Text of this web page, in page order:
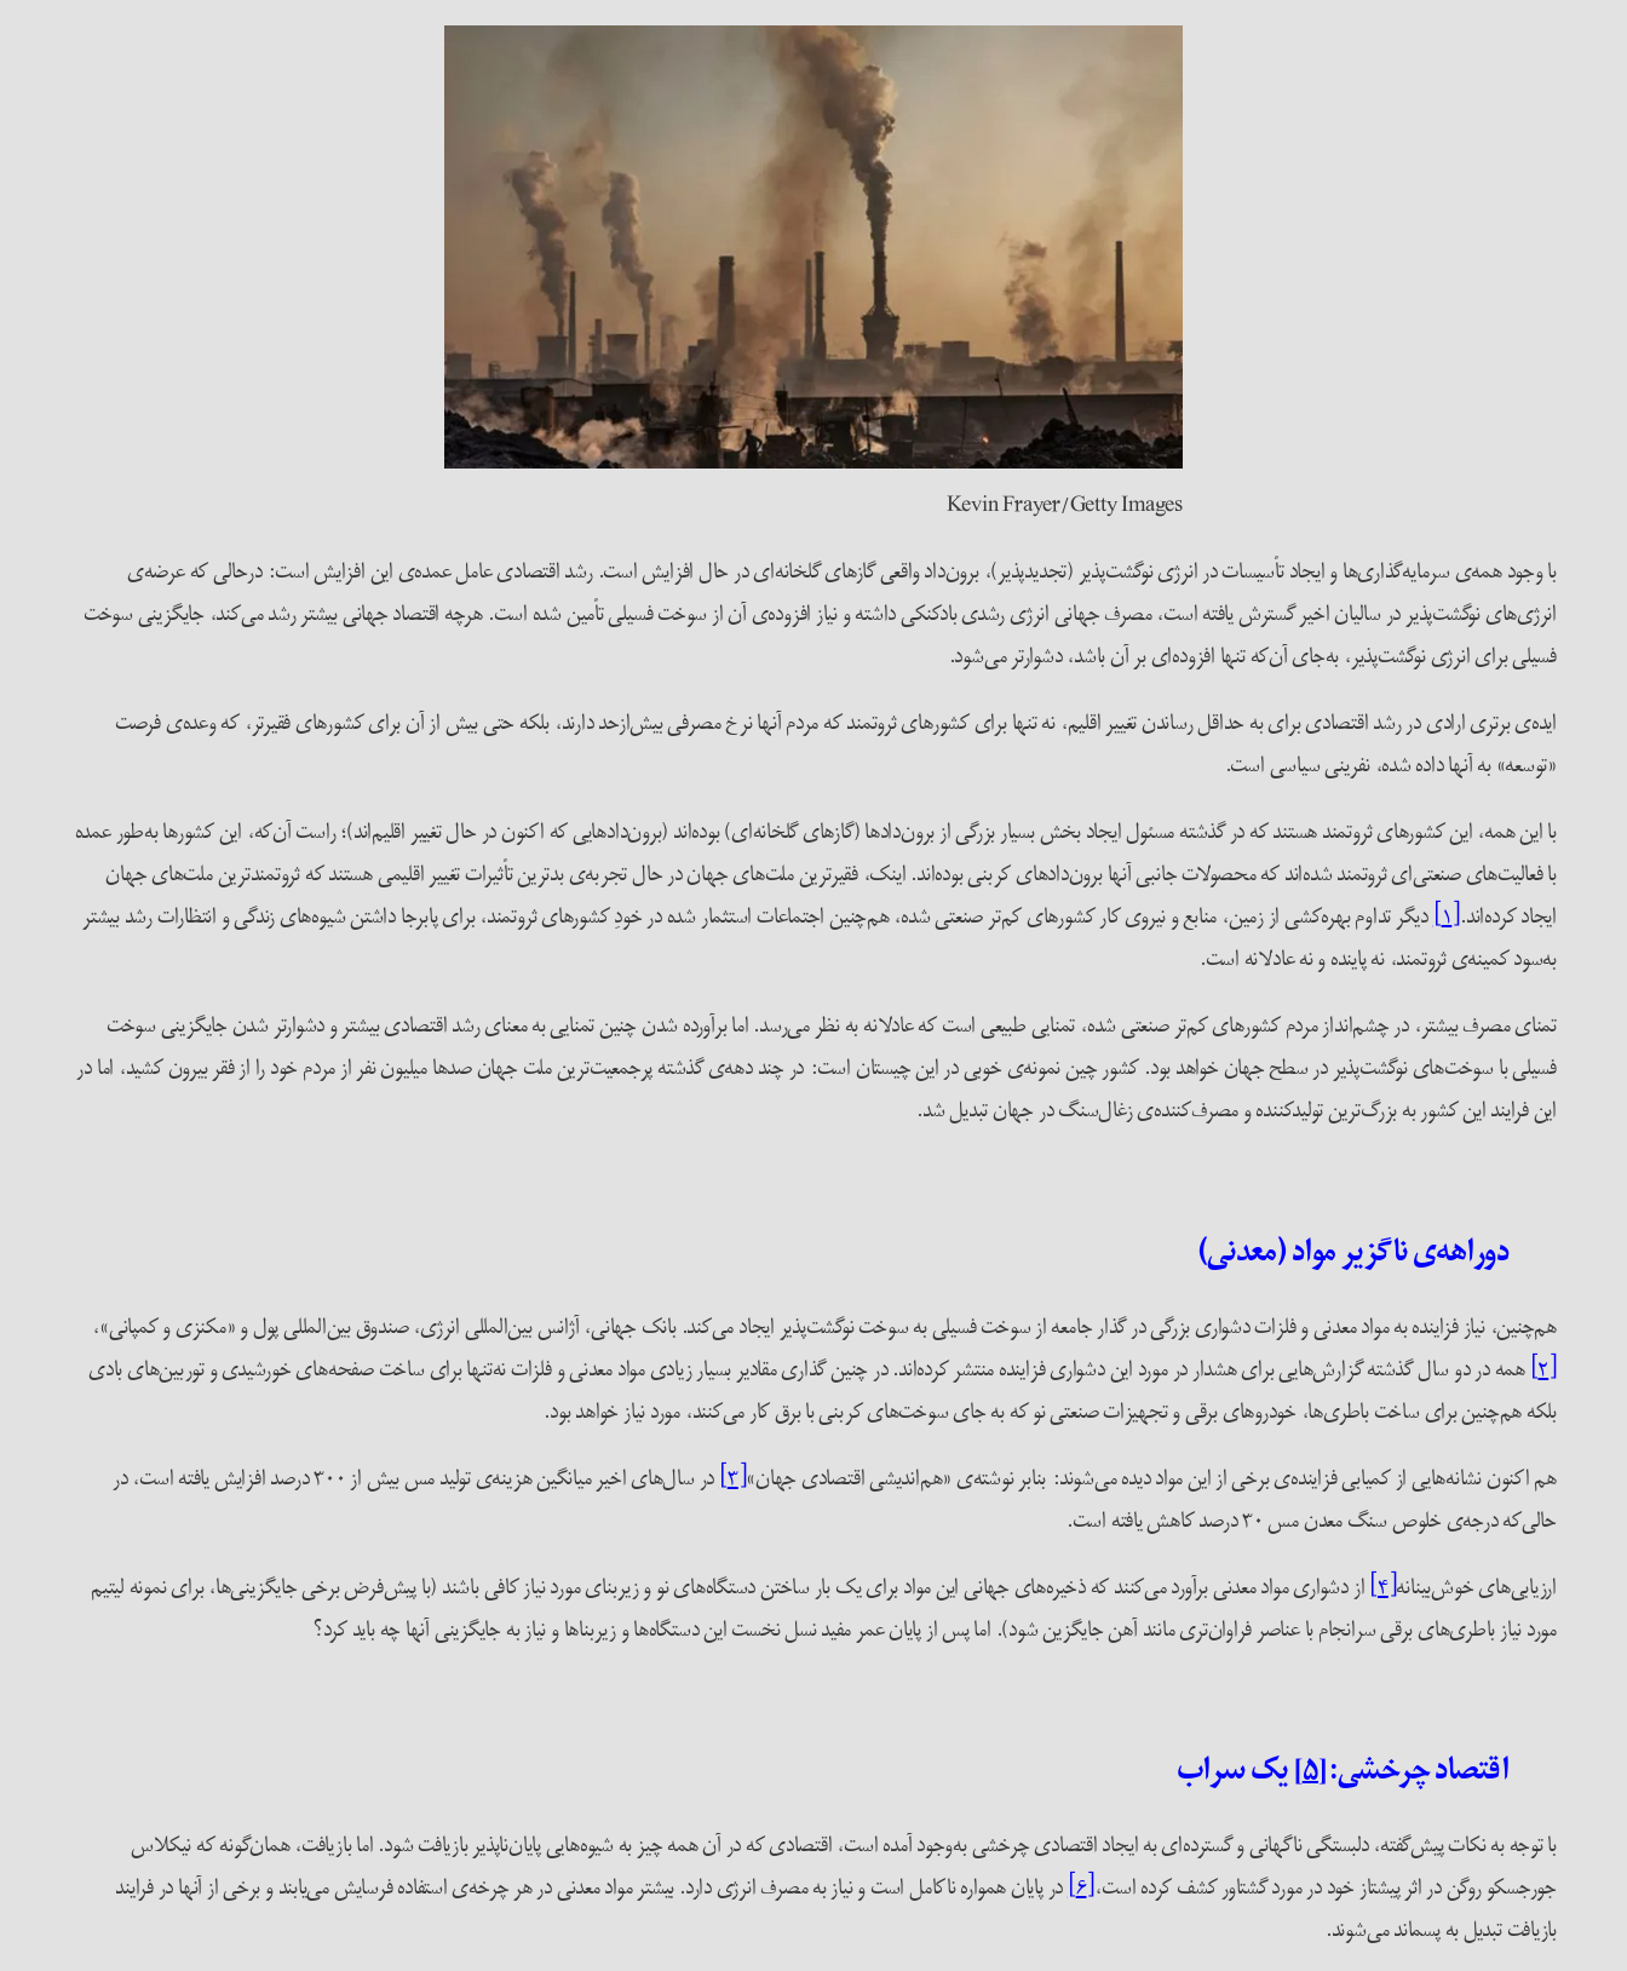
Kevin Frayer/Getty Images
با وجود همه‌ی سرمایه‌گذاری‌ها و ایجاد تأسیسات در انرژی نوگشت‌پذیر (تجدیدپذیر)، برون‌داد واقعی گازهای گلخانه‌ای در حال افزایش است. رشد اقتصادی عامل عمده‌ی این افزایش است: درحالی که عرضه‌ی
انرژی‌های نوگشت‌پذیر در سالیان اخیر گسترش یافته است، مصرف جهانی انرژی رشدی بادکنکی داشته و نیاز افزوده‌ی آن از سوخت فسیلی تأمین شده است. هرچه اقتصاد جهانی بیشتر رشد می‌کند، جایگزینی سوخت
فسیلی برای انرژی نوگشت‌پذیر، به‌جای آن‌که تنها افزوده‌ای بر آن باشد، دشوارتر می‌شود.
ایده‌ی برتری ارادی در رشد اقتصادی برای به حداقل رساندن تغییر اقلیم، نه تنها برای کشورهای ثروتمند که مردم آنها نرخ مصرفی بیش‌ازحد دارند، بلکه حتی بیش‌ از آن برای کشورهای فقیرتر، که وعده‌ی فرصت
«توسعه» به آنها داده شده، نفرینی سیاسی است.
با این همه، این کشورهای ثروتمند هستند که در گذشته مسئول ایجاد بخش بسیار بزرگی از برون‌دادها (گازهای گلخانه‌ای) بوده‌اند (برون‌دادهایی که اکنون در حال تغییر اقلیم‌اند)؛ راست آن‌که، این کشورها به‌طور عمده
با فعالیت‌های صنعتی‌ای ثروتمند شده‌اند که محصولات جانبی آنها برون‌دادهای کربنی بوده‌اند. اینک، فقیرترین ملت‌های جهان در حال تجربه‌ی بدترین تأثیرات تغییر اقلیمی‌ هستند که ثروتمندترین ملت‌های جهان
ایجاد کرده‌اند.[۱] دیگر تداوم بهره‌کشی از زمین، منابع و نیروی کار کشورهای کم‌تر صنعتی شده، هم‌چنین اجتماعات استثمار شده در خودِ کشورهای ثروتمند، برای پابرجا داشتن شیوه‌های زندگی و انتظارات رشد بیشتر
به‌سود کمینه‌ی ثروتمند، نه پاینده و نه عادلانه است.
تمنای مصرف بیشتر، در چشم‌انداز مردم کشورهای کم‌تر صنعتی شده، تمنایی طبیعی است که عادلانه به نظر می‌رسد. اما برآورده شدن چنین تمنایی به معنای رشد اقتصادی بیشتر و دشوارتر شدن جایگزینی سوخت
فسیلی با سوخت‌های نوگشت‌پذیر در سطح جهان خواهد بود. کشور چین نمونه‌ی خوبی در این چیستان است: در چند دهه‌ی گذشته پرجمعیت‌ترین ملت جهان صدها میلیون نفر از مردم خود را از فقر بیرون کشید، اما در
این فرایند این کشور به بزرگ‌ترین تولیدکننده و مصرف‌کننده‌ی زغال‌سنگ در جهان تبدیل شد.
دوراهه‌ی ناگزیر مواد (معدنی)
هم‌چنین، نیاز فزاینده به مواد معدنی و فلزات دشواری بزرگی در گذار جامعه از سوخت فسیلی به سوخت نوگشت‌پذیر ایجاد می‌کند. بانک جهانی، آژانس بین‌المللی انرژی، صندوق بین‌المللی پول و «مکنزی و کمپانی»،
[۲]
همه در دو سال گذشته گزارش‌هایی برای هشدار در مورد این دشواری فزاینده منتشر کرده‌اند. در چنین گذاری مقادیر بسیار زیادی مواد معدنی و فلزات نه‌تنها برای ساخت صفحه‌های خورشیدی و توربین‌های بادی
بلکه هم‌چنین برای ساخت باطری‌ها، خودروهای برقی و تجهیزات صنعتی نو که به جای سوخت‌های کربنی با برق کار می‌کنند، مورد نیاز خواهد بود.
هم اکنون نشانه‌هایی از کمیابی فزاینده‌ی برخی از این مواد دیده می‌شوند: بنابر نوشته‌ی «هم‌اندیشی اقتصادی جهان»[۳]
در سال‌های اخیر میانگین هزینه‌ی تولید مس بیش از ۳۰۰ درصد افزایش یافته است، در
حالی‌که درجه‌ی خلوص سنگ معدن مس ۳۰ درصد کاهش یافته است.
ارزیابی‌های خوش‌بینانه[۴]
از دشواری مواد معدنی برآورد می‌کنند که ذخیره‌های جهانی این مواد برای یک بار ساختن دستگاه‌های نو و زیربنای مورد نیاز کافی باشند (با پیش‌فرض برخی جایگزینی‌ها، برای نمونه لیتیم
مورد نیاز باطری‌های برقی سرانجام با عناصر فراوان‌تری مانند آهن جایگزین شود). اما پس از پایان عمر مفید نسل نخست این دستگاه‌ها و زیربناها و نیاز به جایگزینی آنها چه باید کرد؟
اقتصاد چرخشی:[۵] یک سراب
با توجه به نکات پیش‌گفته، دلبستگی ناگهانی و گسترده‌ای به ایجاد اقتصادی چرخشی به‌وجود آمده است، اقتصادی که در آن همه چیز به شیوه‌هایی پایان‌ناپذیر بازیافت شود. اما بازیافت، همان‌گونه که نیکلاس
جورجسکو روگن در اثر پیشتاز خود در مورد گشتاور کشف کرده است،[۶] در پایان همواره ناکامل است و نیاز به مصرف انرژی دارد. بیشتر مواد معدنی در هر چرخه‌ی استفاده فرسایش می‌یابند و برخی از آنها در فرایند
بازیافت تبدیل به پسماند می‌شوند.